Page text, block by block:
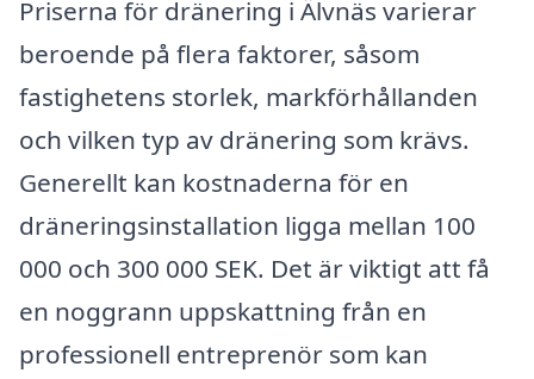
Priserna för dränering i Älvnäs varierar
beroende på flera faktorer, såsom
fastighetens storlek, markförhållanden
och vilken typ av dränering som krävs.
Generellt kan kostnaderna för en
dräneringsinstallation ligga mellan 100
000 och 300 000 SEK. Det är viktigt att få
en noggrann uppskattning från en
professionell entreprenör som kan